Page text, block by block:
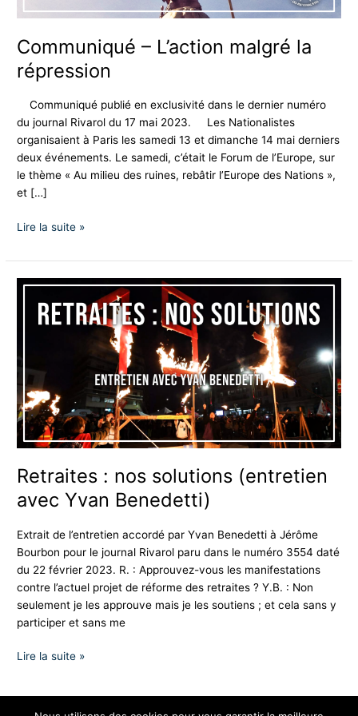
Communiqué – L’action malgré la
répression
Communiqué publié en exclusivité dans le dernier numéro
du journal Rivarol du 17 mai 2023. Les Nationalistes
organisaient à Paris les samedi 13 et dimanche 14 mai derniers
deux événements. Le samedi, c’était le Forum de l’Europe, sur
le thème « Au milieu des ruines, rebâtir l’Europe des Nations »,
et […]
Lire la suite »
Retraites : nos solutions (entretien
avec Yvan Benedetti)
Extrait de l’entretien accordé par Yvan Benedetti à Jérôme
Bourbon pour le journal Rivarol paru dans le numéro 3554 daté
du 22 février 2023. R. : Approuvez-vous les manifestations
contre l’actuel projet de réforme des retraites ? Y.B. : Non
seulement je les approuve mais je les soutiens ; et cela sans y
participer et sans me
Retraites
(entretien
avec
Yvan
Benedetti)
Lire la suite »